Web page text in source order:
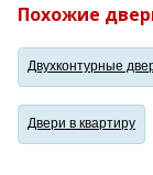
Похожие
Двухконтурные
Двери в квартиру